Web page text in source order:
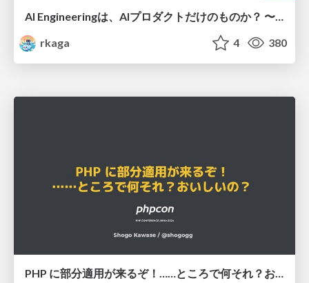
AI Engineeringは、AIプロダクトだけのものか？ 〜AIがソフトウェアを作る時代の新しい当たり前〜 / No AI in your product. AI Engineering in your development.
rkaga
4 380
PHP に部分適用が来るぞ！……ところで何それ？おいしいの？ #phpcon / phpcon-2026